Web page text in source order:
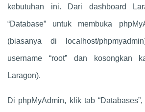
kebutuhan ini. Dari dashboard
“Database” untuk membuka
(biasanya di localhost/
username “root” dan kosongkan
Laragon).
Di phpMyAdmin, klik tab